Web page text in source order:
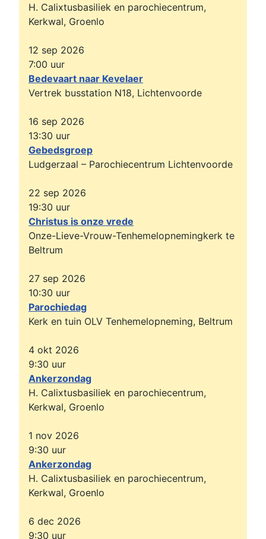
H. Calixtusbasiliek en parochiecentrum,
Kerkwal, Groenlo
12 sep 2026
7:00 uur
Bedevaart naar Kevelaer
Vertrek busstation N18, Lichtenvoorde
16 sep 2026
13:30 uur
Gebedsgroep
Ludgerzaal – Parochiecentrum Lichtenvoorde
22 sep 2026
19:30 uur
Christus is onze vrede
Onze-Lieve-Vrouw-Tenhemelopnemingkerk te
Beltrum
27 sep 2026
10:30 uur
Parochiedag
Kerk en tuin OLV Tenhemelopneming, Beltrum
4 okt 2026
9:30 uur
Ankerzondag
H. Calixtusbasiliek en parochiecentrum,
Kerkwal, Groenlo
1 nov 2026
9:30 uur
Ankerzondag
H. Calixtusbasiliek en parochiecentrum,
Kerkwal, Groenlo
6 dec 2026
9:30 uur